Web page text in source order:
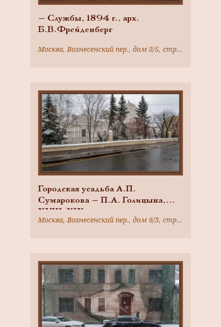
— Службы, 1894 г., арх.
Б.В.Фрейденберг
Москва, Вознесенский пер., дом 8/5, строение 5
Городская усадьба А.П.
Сумарокова — П.А. Голицына,
XVIII-XIX вв.
Москва, Вознесенский пер., дом 6/3, строение 3